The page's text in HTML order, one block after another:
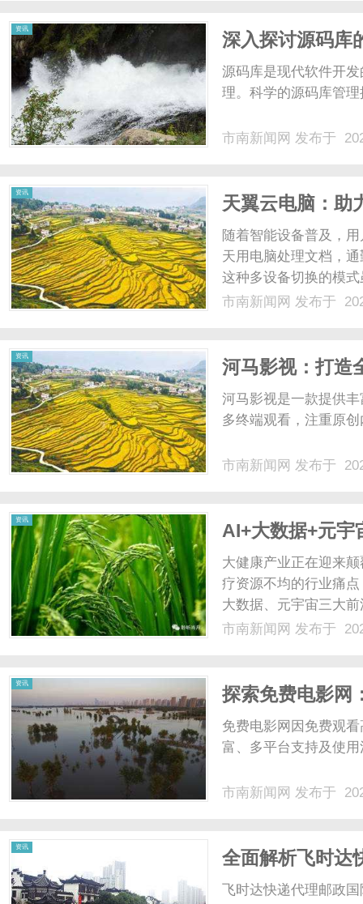
资讯
深入探讨源码库
源码库是现代软件开
理。科学的源码库管
市南新闻网 发布于
资讯
天翼云电脑：助
随着智能设备普及，
天用电脑处理文档，
这种多设备切换的模
方式存在明显缺陷：
市南新闻网 发布于
资讯
河马影视：打造
河马影视是一款提供
多终端观看，注重原
市南新闻网 发布于
资讯
AI+大数据+元宇
民数智健康新时
大健康产业正在迎来
疗资源不均的行业痛
大数据、元宇宙三大
理全链条，重塑国民
市南新闻网 发布于
资讯
探索免费电影网
免费电影网因免费观
富、多平台支持及使
市南新闻网 发布于
资讯
全面解析飞时达
与操作流程
飞时达快递代理邮政